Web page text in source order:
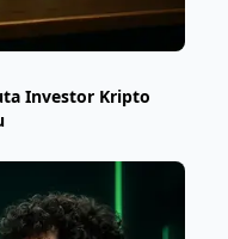
Investor Kripto